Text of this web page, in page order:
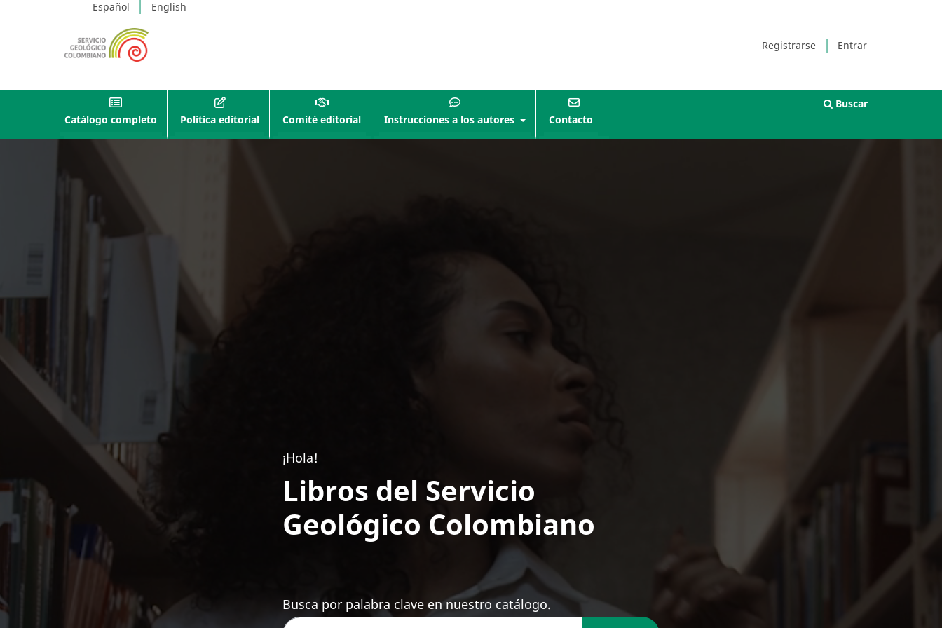
Español English
Registrarse Entrar
Catálogo completo Política editorial Comité editorial Instrucciones a los autores Contacto
Buscar
¡Hola!
Libros del Servicio
Geológico Colombiano
Busca por palabra clave en nuestro catálogo.